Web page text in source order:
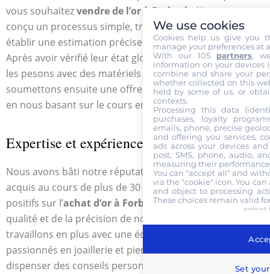
vous souhaitezvendre de l’or à Forbach
. Nous avons
conçu un processus simple, transparent et rapide pour
établir une estimation précise de la valeur de vos biens.
Après avoir vérifié leur état global, nous les testons et
les pesons avec des matériels homologués. Nous vous
soumettons ensuite une offre derachat d’or à Forbach
en nous basant sur le cours en temps réel.
Expertise et expérience reconnues
Nous avons bâti notre réputation sur notre savoir-faire
acquis au cours de plus de 30 ans d’expérience. Les avis
positifs sur l’achat d’or à Forbachtémoignent de la
qualité et de la précision de notre expertise. Nous
travaillons en plus avec une équipe d’experts et
passionnés en joaillerie et pierres précieuses pour vous
dispenser des conseils personnalisés.
We use cookies
Cookies help us give you
manage your preferences at
With our 105 partners,
information on your devices
combine and share your
whether collected on this
held by some of us, or
contexts.
Processing this data
purchases, loyalty
emails, phone, precise
and offering you services,
ads across your devices
post, SMS, phone, audio,
measuring their
You can "accept all" and
via the "cookie" icon. You
and object to processing
These choices remain valid
powered
Set